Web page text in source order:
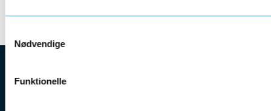
Nødvendige
Funktionelle
EJNER HESSEL